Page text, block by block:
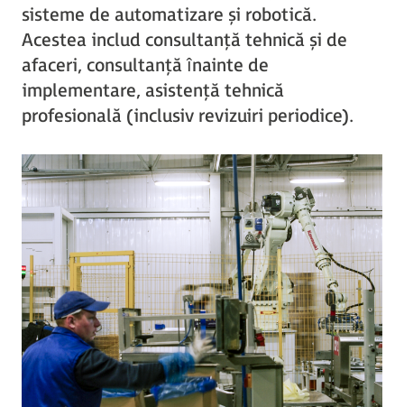
sisteme de automatizare și robotică.
Acestea includ consultanță tehnică și de
afaceri, consultanță înainte de
implementare, asistență tehnică
profesională (inclusiv revizuiri periodice).